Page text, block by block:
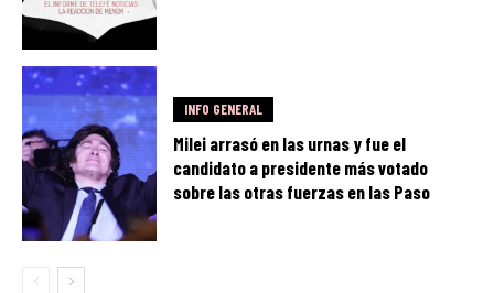
INFO GENERAL
Milei arrasó en las urnas y fue el
candidato a presidente más votado
sobre las otras fuerzas en las Paso